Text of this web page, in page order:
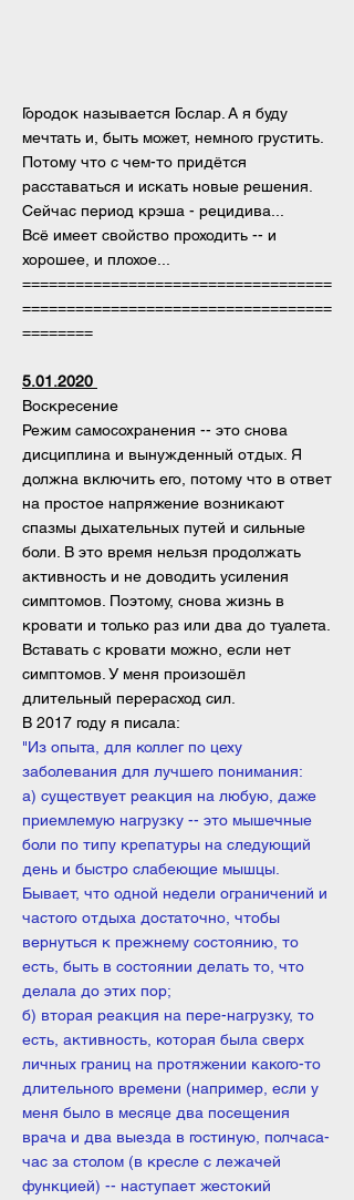
Городок называется Гослар. А я буду
мечтать и, быть может, немного грустить.
Потому что с чем-то придётся
расставаться и искать новые решения.
Сейчас период крэша - рецидива...
Всё имеет свойство проходить -- и
хорошее, и плохое...
===================================
===================================
========
5.01.2020
Воскресение
Режим самосохранения -- это снова
дисциплина и вынужденный отдых. Я
должна включить его, потому что в ответ
на простое напряжение возникают
спазмы дыхательных путей и сильные
боли. В это время нельзя продолжать
активность и не доводить усиления
симптомов. Поэтому, снова жизнь в
кровати и только раз или два до туалета.
Вставать с кровати можно, если нет
симптомов. У меня произошёл
длительный перерасход сил.
В 2017 году я писала:
"Из опыта, для коллег по цеху
заболевания для лучшего понимания:
а) существует реакция на любую, даже
приемлемую нагрузку -- это мышечные
боли по типу крепатуры на следующий
день и быстро слабеющие мышцы.
Бывает, что одной недели ограничений и
частого отдыха достаточно, чтобы
вернуться к прежнему состоянию, то
есть, быть в состоянии делать то, что
делала до этих пор;
б) вторая реакция на пере-нагрузку, то
есть, активность, которая была сверх
личных границ на протяжении какого-то
длительного времени (например, если у
меня было в месяце два посещения
врача и два выезда в гостиную, полчаса-
час за столом (в кресле с лежачей
функцией) -- наступает жестокий